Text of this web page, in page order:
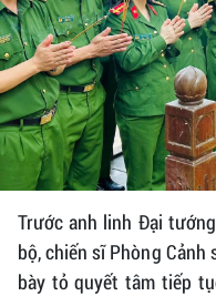
Trước anh linh Đại
bộ, chiến sĩ Phòng
bày tỏ quyết tâm tiếp